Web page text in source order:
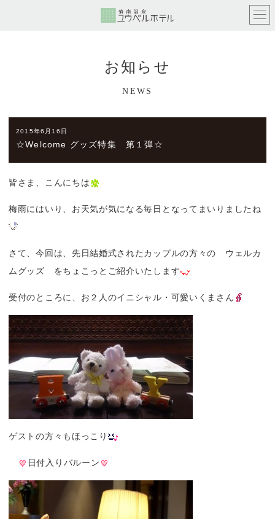
お知らせ
NEWS
2015年6月16日
☆Welcome グッズ特集 第１弾☆
皆さま、こんにちは
梅雨にはいり、お天気が気になる毎日となってまいりましたね
さて、今回は、先日結婚式されたカップルの方々の ウェルカ
ムグッズ をちょこっとご紹介いたします
受付のところに、お２人のイニシャル・可愛いくまさん
ゲストの方々もほっこり
日付入りバルーン